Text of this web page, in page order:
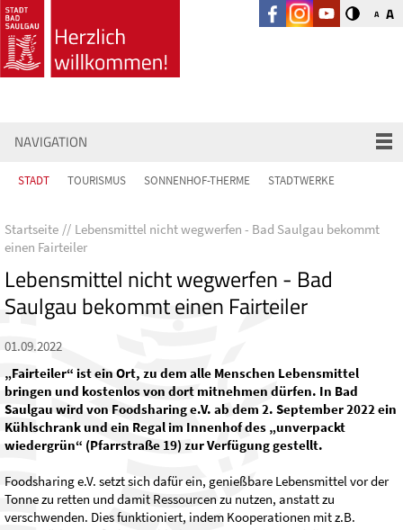
A A
NAVIGATION
STADT TOURISMUS SONNENHOF-THERME STADTWERKE
Startseite
Lebensmittel nicht wegwerfen - Bad Saulgau bekommt
einen Fairteiler
Lebensmittel nicht wegwerfen - Bad
Saulgau bekommt einen Fairteiler
01.09.2022
„Fairteiler“ ist ein Ort, zu dem alle Menschen Lebensmittel
bringen und kostenlos von dort mitnehmen dürfen. In Bad
Saulgau wird von Foodsharing e.V. ab dem 2. September 2022 ein
Kühlschrank und ein Regal im Innenhof des „unverpackt
wiedergrün“ (Pfarrstraße 19) zur Verfügung gestellt.
Foodsharing e.V. setzt sich dafür ein, genießbare Lebensmittel vor der
Tonne zu retten und damit Ressourcen zu nutzen, anstatt zu
verschwenden. Dies funktioniert, indem Kooperationen mit z.B.